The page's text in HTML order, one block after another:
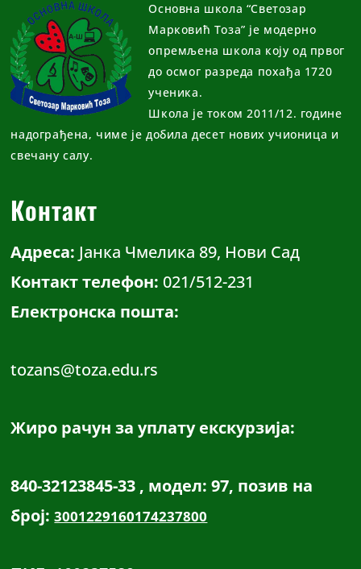
Основна школа “Светозар
Марковић Тоза” је модерно
опремљена школа коју од првог
до осмог разреда похађа 1720
ученика.
Школа је током 2011/12. године
надограђена, чиме је добила десет нових учионица и
свечану салу.
Контакт
Адреса: Јанка Чмелика 89, Нови Сад
Контакт телефон: 021/512-231
Електронска пошта:
tozans@toza.edu.rs
Жиро рачун за уплату екскурзија:
840-32123845-33 , модел: 97, позив на
број:3001229160174237800